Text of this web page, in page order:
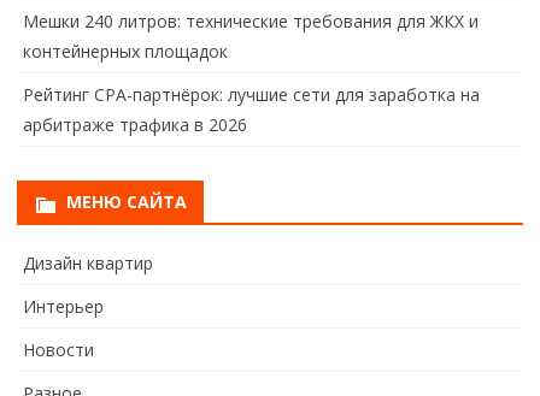
Мешки 240 литров: технические требования для ЖКХ и
контейнерных площадок
Рейтинг CPA-партнёрок: лучшие сети для заработка на
арбитраже трафика в 2026
МЕНЮ САЙТА
Дизайн квартир
Интерьер
Новости